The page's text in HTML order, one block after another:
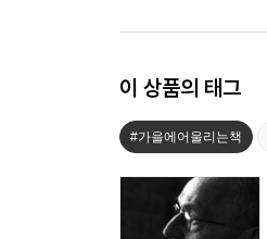
이 상품의 태그
#가을에어울리는책